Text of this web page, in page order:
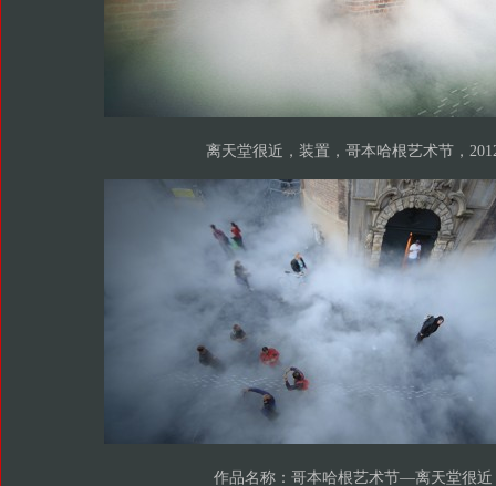
离天堂很近，装置，哥本哈根艺术节，
作品名称：哥本哈根艺术节—离天堂很近